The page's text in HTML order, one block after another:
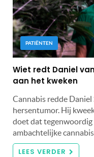
PATIËNTEN
Wiet redt Daniel
aan het kweken
Cannabis redde Daniel
hersentumor. Hij
doet dat tegenwoordig
ambachtelijke
LEES VERDER